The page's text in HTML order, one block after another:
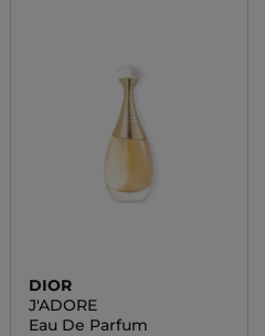
DIOR
J'ADORE
Eau De Parfum